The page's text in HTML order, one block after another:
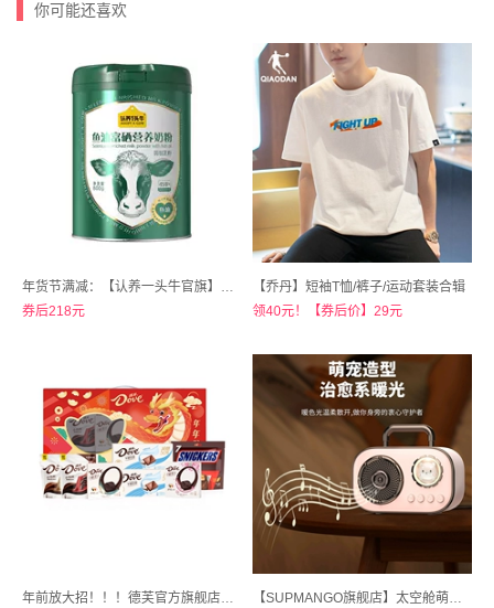
你可能还喜欢
年货节满减：【认养一头牛官旗】鱼油富硒高钙益生菌中老年奶粉800g*2罐装 礼盒款
券后218元
【乔丹】短袖T恤/裤子/运动套装合辑
领40元！【券后价】29元
年前放大招！！！德芙官方旗舰店！【礼盒】德芙巧克力年货礼盒集合 【SUPMANGO旗舰店】太空舱萌宠蓝牙音响